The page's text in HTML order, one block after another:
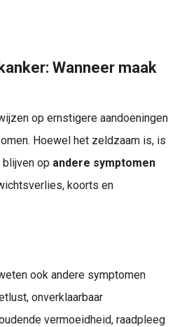
Wanneer maak
op ernstigere aandoeningen
Hoewel het zeldzaam is, is
op andere symptomen
koorts en
ook andere symptomen
onverklaarbaar
vermoeidheid, raadpleeg